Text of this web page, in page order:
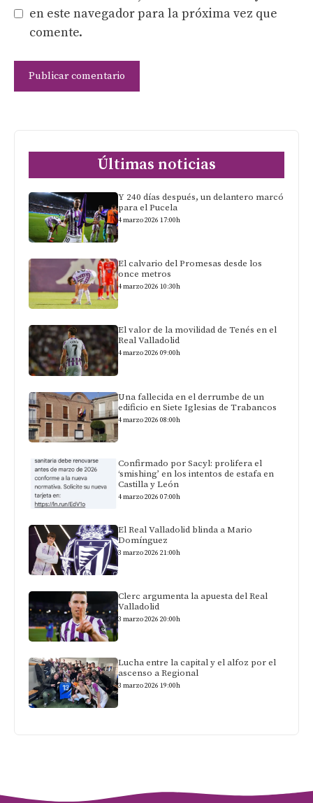
en este navegador para la próxima vez que
comente.
Últimas noticias
Y 240 días después, un delantero marcó
para el Pucela
4 marzo 2026 17:00h
El calvario del Promesas desde los
once metros
4 marzo 2026 10:30h
El valor de la movilidad de Tenés en el
Real Valladolid
4 marzo 2026 09:00h
Una fallecida en el derrumbe de un
edificio en Siete Iglesias de Trabancos
4 marzo 2026 08:00h
Confirmado por Sacyl: prolifera el
‘smishing’ en los intentos de estafa en
Castilla y León
4 marzo 2026 07:00h
El Real Valladolid blinda a Mario
Domínguez
3 marzo 2026 21:00h
Clerc argumenta la apuesta del Real
Valladolid
3 marzo 2026 20:00h
Lucha entre la capital y el alfoz por el
ascenso a Regional
3 marzo 2026 19:00h